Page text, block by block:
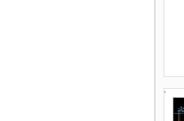
.